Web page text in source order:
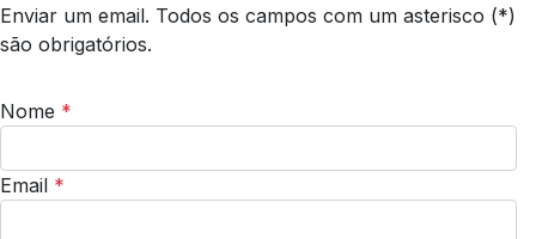
Enviar um email. Todos os campos com um asterisco (*)
são obrigatórios.
Nome *
Email *